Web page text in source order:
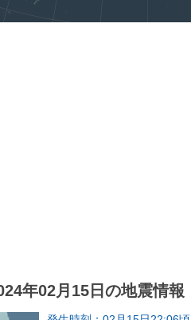
年02月15日の地震情報